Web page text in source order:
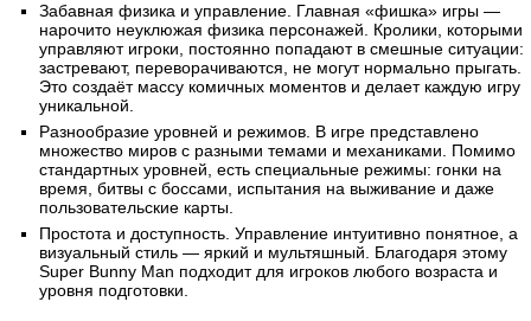
Забавная физика и управление. Главная «фишка» игры —
нарочито неуклюжая физика персонажей. Кролики, которыми
управляют игроки, постоянно попадают в смешные ситуации:
застревают, переворачиваются, не могут нормально прыгать.
Это создаёт массу комичных моментов и делает каждую игру
уникальной.
Разнообразие уровней и режимов. В игре представлено
множество миров с разными темами и механиками. Помимо
стандартных уровней, есть специальные режимы: гонки на
время, битвы с боссами, испытания на выживание и даже
пользовательские карты.
Простота и доступность. Управление интуитивно понятное, а
визуальный стиль — яркий и мультяшный. Благодаря этому
Super Bunny Man подходит для игроков любого возраста и
уровня подготовки.